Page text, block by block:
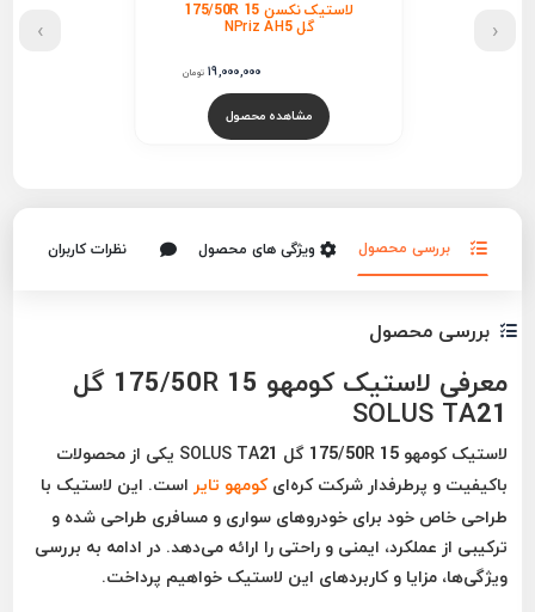
لاستیک نکسن 175/50R 15
گل NPriz AH5
19,000,000 تومان
مشاهده محصول
‹
›
بررسی محصول ویژگی های محصول نظرات کاربران
بررسی محصول
معرفی لاستیک کومهو 175/50R 15 گل
SOLUS TA21
لاستیک کومهو 175/50R 15 گل SOLUS TA21 یکی از محصولات
باکیفیت و پرطرفدار شرکت کره‌ایکومهو تایر است. این لاستیک با
طراحی خاص خود برای خودروهای سواری و مسافری طراحی شده و
ترکیبی از عملکرد، ایمنی و راحتی را ارائه می‌دهد. در ادامه به بررسی
ویژگی‌ها، مزایا و کاربردهای این لاستیک خواهیم پرداخت.